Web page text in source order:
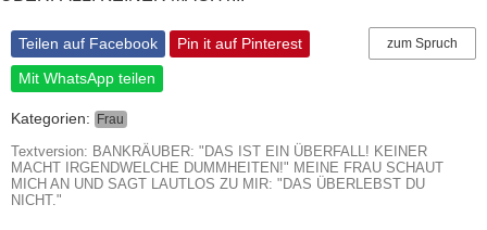
zum Spruch
Teilen auf Facebook
Pin it auf Pinterest
Mit WhatsApp teilen
Kategorien: Frau
Textversion: BANKRÄUBER: "DAS IST EIN ÜBERFALL! KEINER
MACHT IRGENDWELCHE DUMMHEITEN!" MEINE FRAU SCHAUT
MICH AN UND SAGT LAUTLOS ZU MIR: "DAS ÜBERLEBST DU
NICHT."